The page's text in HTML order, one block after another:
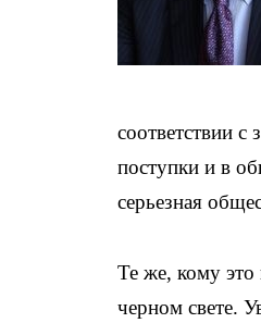
соответствии
поступки и в
серьезная
Те же, кому это
черном свете.